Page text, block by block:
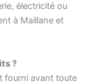
électricité ou
à Maillane et
?
fourni avant toute